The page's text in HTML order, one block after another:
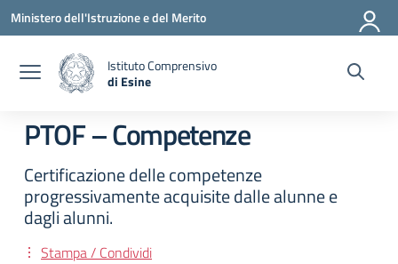
Vai ai contenuti
Vai al menu di navigazione
Vai al footer
Ministero dell'Istruzione e del Merito
Istituto Comprensivo
di Esine
PTOF – Competenze
Certificazione delle competenze
progressivamente acquisite dalle alunne e
dagli alunni.
Stampa / Condividi